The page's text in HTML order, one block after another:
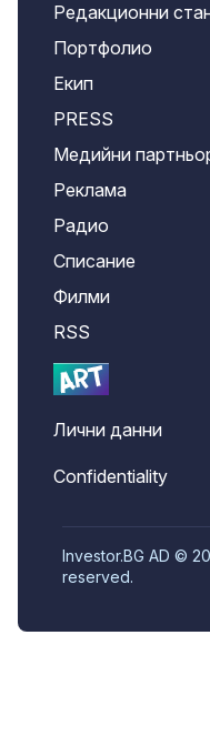
Редакционни
Портфолио
Екип
PRESS
Медийни
Реклама
Радио
Списание
Филми
RSS
Лични данни
Confidentiality
Investor.BG AD ©
reserved.